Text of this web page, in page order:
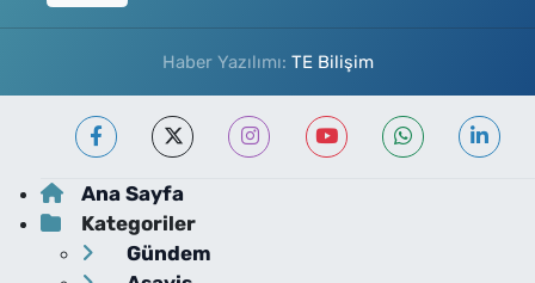
Haber Yazılımı: TE Bilişim
Ana Sayfa
Kategoriler
Gündem